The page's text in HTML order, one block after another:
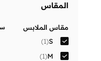
المقاس
مقاس الملابس
S
(
1
)
M
(
1
)